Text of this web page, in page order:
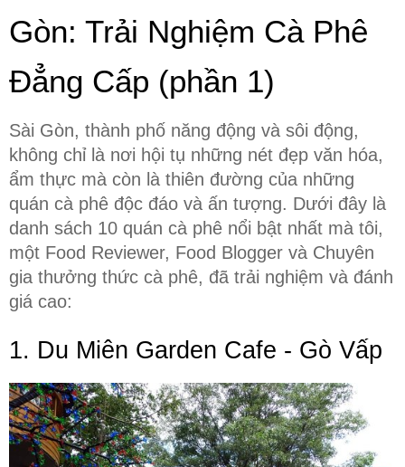
Gòn: Trải Nghiệm Cà Phê
Đẳng Cấp (phần 1)
Sài Gòn, thành phố năng động và sôi động,
không chỉ là nơi hội tụ những nét đẹp văn hóa,
ẩm thực mà còn là thiên đường của những
quán cà phê độc đáo và ấn tượng. Dưới đây là
danh sách 10 quán cà phê nổi bật nhất mà tôi,
một Food Reviewer, Food Blogger và Chuyên
gia thưởng thức cà phê, đã trải nghiệm và đánh
giá cao:
1. Du Miên Garden Cafe - Gò Vấp